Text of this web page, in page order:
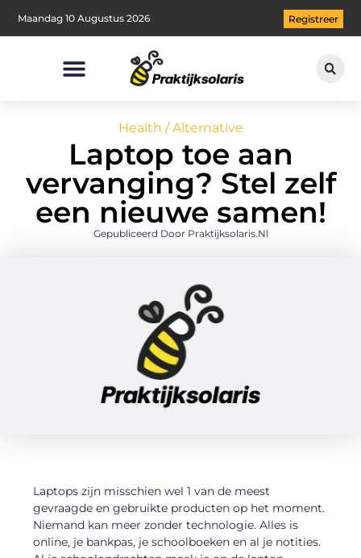
Maandag 10 Augustus 2026 Registreer
Health / Alternative
Laptop toe aan
vervanging? Stel zelf
een nieuwe samen!
Gepubliceerd Door Praktijksolaris.nl
Laptops zijn misschien wel 1 van de meest
gevraagde en gebruikte producten op het moment.
Niemand kan meer zonder technologie. Alles is
online, je bankpas, je schoolboeken en al je notities.